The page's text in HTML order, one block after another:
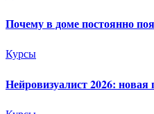
Почему в доме постоянно
Курсы
Нейровизуалист 2026: